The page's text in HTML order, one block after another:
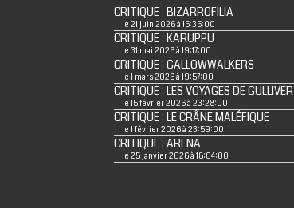
CRITIQUE : BIZARROFILIA
le 21 juin 2026 à 15:36:00
CRITIQUE : KARUPPU
le 31 mai 2026 à 19:17:00
CRITIQUE : GALLOWWALKERS
le 1 mars 2026 à 19:57:00
CRITIQUE : LES VOYAGES DE GULLIVER
le 15 février 2026 à 23:28:00
CRITIQUE : LE CRÂNE MALÉFIQUE
le 1 février 2026 à 23:59:00
CRITIQUE : ARENA
le 25 janvier 2026 à 18:04:00